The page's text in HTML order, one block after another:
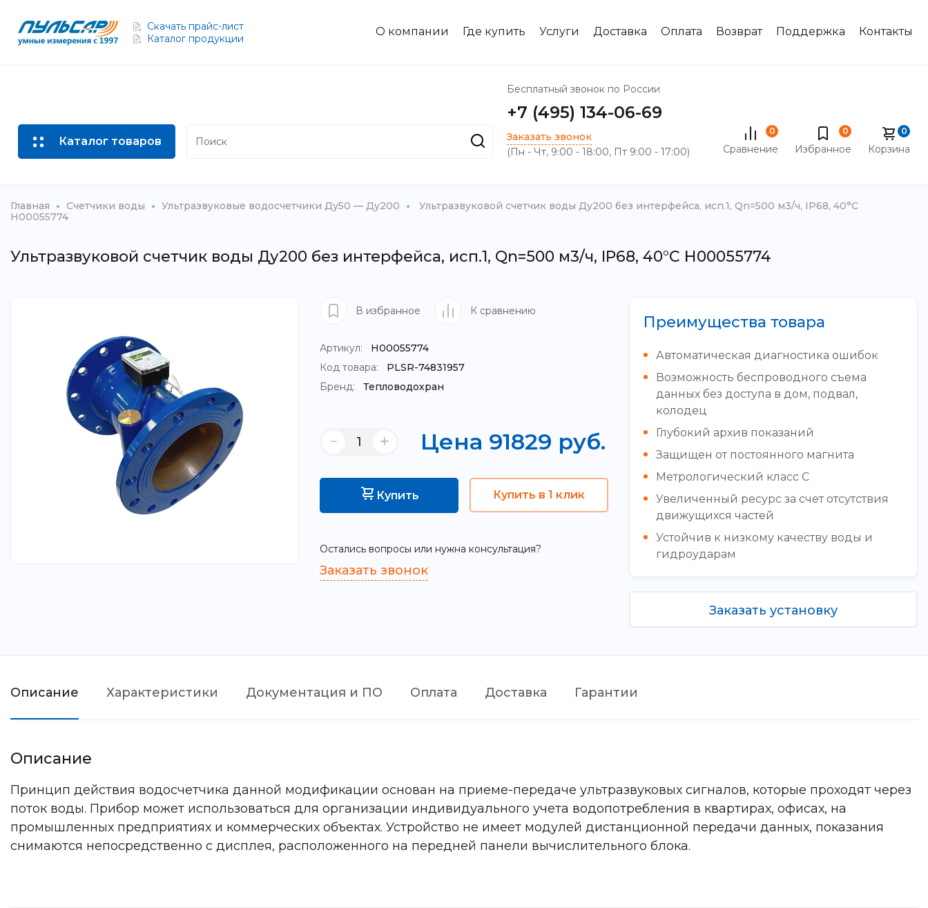
Скачать прайс-лист
Каталог продукции
О компании Где купить Услуги Доставка Оплата Возврат Поддержка Контакты
Каталог товаров
Бесплатный звонок по России
+7 (495) 134-06-69
Заказать звонок
(Пн - Чт, 9:00 - 18:00, Пт 9:00 - 17:00)
0
Сравнение
0
Избранное
0
Корзина
Главная Счетчики воды Ультразвуковые водосчетчики Ду50 — Ду200
Ультразвуковой счетчик воды Ду200 без интерфейса, исп.1, Qn=500 м3/ч, IP68, 40°C
Н00055774
Ультразвуковой счетчик воды Ду200 без интерфейса, исп.1, Qn=500 м3/ч, IP68, 40°C Н00055774
В избранное К сравнению
Артикул:
Н00055774
Код товара:
PLSR-74831957
Бренд:
Тепловодохран
Цена 91829 руб.
Купить Купить в 1 клик
Остались вопросы или нужна консультация?
Заказать звонок
Преимущества товара
Автоматическая диагностика ошибок
Возможность беспроводного съема
данных без доступа в дом, подвал,
колодец
Глубокий архив показаний
Защищен от постоянного магнита
Метрологический класс С
Увеличенный ресурс за счет отсутствия
движущихся частей
Устойчив к низкому качеству воды и
гидроударам
Заказать установку
Описание Характеристики Документация и ПО Оплата Доставка Гарантии
Описание
Принцип действия водосчетчика данной модификации основан на приеме-передаче ультразвуковых сигналов, которые проходят через
поток воды. Прибор может использоваться для организации индивидуального учета водопотребления в квартирах, офисах, на
промышленных предприятиях и коммерческих объектах. Устройство не имеет модулей дистанционной передачи данных, показания
снимаются непосредственно с дисплея, расположенного на передней панели вычислительного блока.